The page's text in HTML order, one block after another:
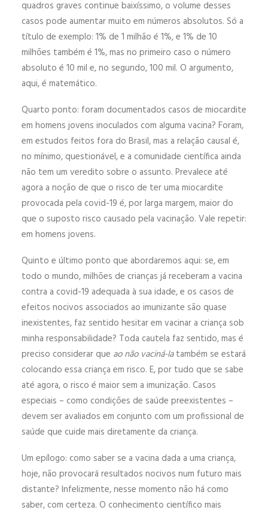
quadros graves continue baixíssimo, o volume desses
casos pode aumentar muito em números absolutos. Só a
título de exemplo: 1% de 1 milhão é 1%, e 1% de 10
milhões também é 1%, mas no primeiro caso o número
absoluto é 10 mil e, no segundo, 100 mil. O argumento,
aqui, é matemático.
Quarto ponto: foram documentados casos de miocardite
em homens jovens inoculados com alguma vacina? Foram,
em estudos feitos fora do Brasil, mas a relação causal é,
no mínimo, questionável, e a comunidade científica ainda
não tem um veredito sobre o assunto. Prevalece até
agora a noção de que o risco de ter uma miocardite
provocada pela covid-19 é, por larga margem, maior do
que o suposto risco causado pela vacinação. Vale repetir:
em homens jovens.
Quinto e último ponto que abordaremos aqui: se, em
todo o mundo, milhões de crianças já receberam a vacina
contra a covid-19 adequada à sua idade, e os casos de
efeitos nocivos associados ao imunizante são quase
inexistentes, faz sentido hesitar em vacinar a criança sob
minha responsabilidade? Toda cautela faz sentido, mas é
preciso considerar que ao não vaciná-latambém se estará
colocando essa criança em risco. E, por tudo que se sabe
até agora, o risco é maior sem a imunização. Casos
especiais – como condições de saúde preexistentes –
devem ser avaliados em conjunto com um profissional de
saúde que cuide mais diretamente da criança.
Um epílogo: como saber se a vacina dada a uma criança,
hoje, não provocará resultados nocivos num futuro mais
distante? Infelizmente, nesse momento não há como
saber, com certeza. O conhecimento científico mais